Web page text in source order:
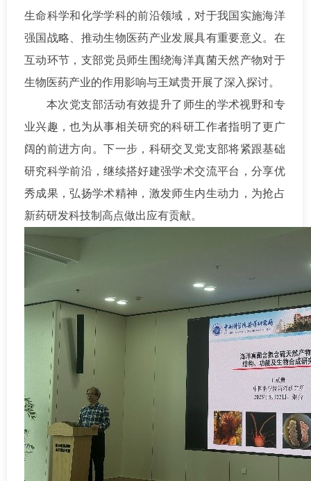
生命科学和化学学科的前沿领域，对于我国实施海洋
强国战略、推动生物医药产业发展具有重要意义。在
互动环节，支部党员师生围绕海洋真菌天然产物对于
生物医药产业的作用影响与王斌贵开展了深入探讨。
本次党支部活动有效提升了师生的学术视野和专
业兴趣，也为从事相关研究的科研工作者指明了更广
阔的前进方向。下一步，科研交叉党支部将紧跟基础
研究科学前沿，继续搭好建强学术交流平台，分享优
秀成果，弘扬学术精神，激发师生内生动力，为抢占
新药研发科技制高点做出应有贡献。